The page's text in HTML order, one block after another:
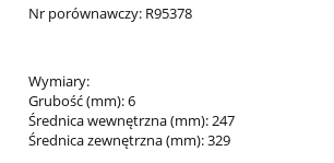
Nr porównawczy: R95378
Wymiary:
Grubość (mm): 6
Średnica wewnętrzna (mm): 247
Średnica zewnętrzna (mm): 329